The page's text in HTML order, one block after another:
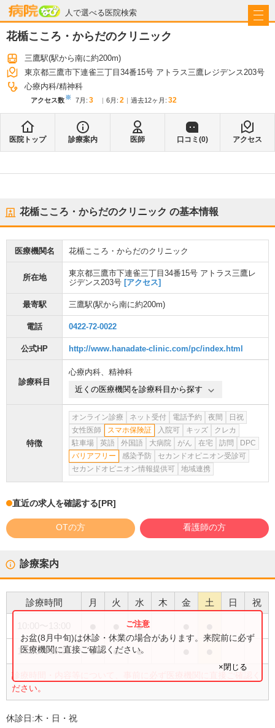
人で選べる医院検索
病院なび
花楯こころ・からだのクリニック
三鷹駅(駅から南に約200m)
東京都三鷹市下連雀三丁目34番15号 アトラス三鷹レジデンス203号
心療内科 精神科
アクセス数※ 7月 : 3 6月 : 2 過去12ヶ月: 32
医院トップ 診療案内 医師 口コミ(0) アクセス
花楯こころ・からだのクリニック の基本情報
医療機関名 花楯こころ・からだのクリニック
所在地
東京都三鷹市下連雀三丁目34番15号 アトラス三鷹レ
ジデンス203号 [アクセス]
最寄駅 三鷹駅(駅から南に約200m)
電話 0422-72-0022
公式HP http://www.hanadate-clinic.com/pc/index.html
診療科目
心療内科、 精神科
近くの医療機関を診療科目から探す
特徴
オンライン診療 ネット受付 電話予約 夜間
日祝
女性医師
スマホ保険証 入院可 キッズ
クレカ
駐車場
英語 外国語 大病院 がん 在宅 訪問
DPC
バリアフリー
感染予防
セカンドオピニオン受診可
セカンドオピニオン情報提供可
地域連携
直近の求人を確認する[PR]
OTの方 看護師の方
診療案内
診療時間 月 火 水 木 金 土 日 祝
●
14:30〜18:30 ● ● ●
診療時間・内容等について、事前に必ず医療機関に直接ご確認く
ださい。
お盆(8月中旬)は休診・休業の場合があります。来院前に必ず
医療機関に直接ご確認ください。
×閉じる
休診日:木・日・祝